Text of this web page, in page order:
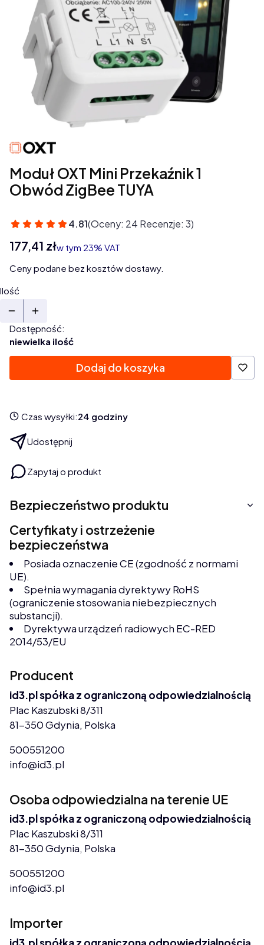
Moduł OXT Mini Przekaźnik 1
Obwód ZigBee TUYA
4.81(Oceny: 24 Recenzje: 3)
Cena
177,41 złw tym 23% VAT
w tym 23% VAT
Ceny podane bez kosztów dostawy.
Ilość
Dostępność:
niewielka ilość
Dodaj do koszyka
Czas wysyłki:24 godziny
Udostępnij
Zapytaj o produkt
Bezpieczeństwo produktu
Certyfikaty i ostrzeżenie
bezpieczeństwa
Posiada oznaczenie CE (zgodność z normami
UE).
Spełnia wymagania dyrektywy RoHS
(ograniczenie stosowania niebezpiecznych
substancji).
Dyrektywa urządzeń radiowych EC-RED
2014/53/EU
Producent
id3.pl spółka z ograniczoną odpowiedzialnością
Plac Kaszubski 8/311
81-350 Gdynia, Polska
500551200
info@id3.pl
Osoba odpowiedzialna na terenie UE
id3.pl spółka z ograniczoną odpowiedzialnością
Plac Kaszubski 8/311
81-350 Gdynia, Polska
500551200
info@id3.pl
Importer